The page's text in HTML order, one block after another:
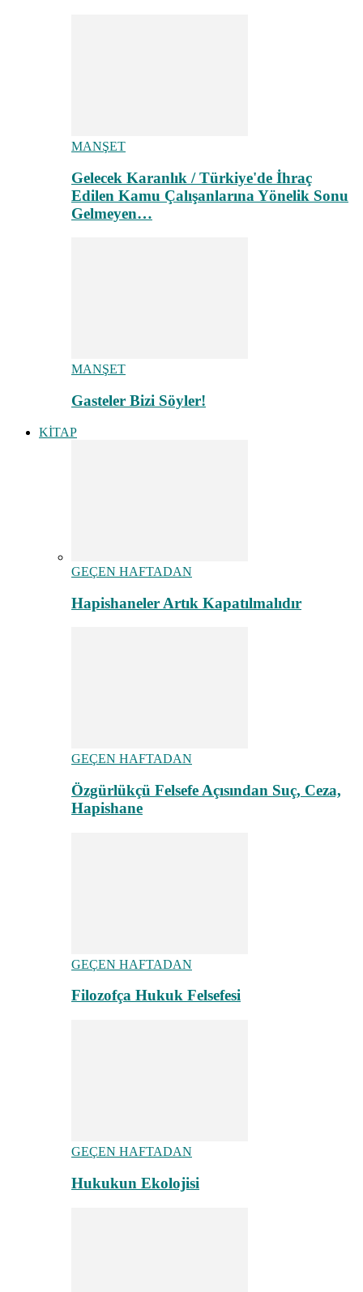
MANŞET
Gelecek Karanlık / Türkiye'de İhraç
Edilen Kamu Çalışanlarına Yönelik Sonu
Gelmeyen…
MANŞET
Gasteler Bizi Söyler!
KİTAP
GEÇEN HAFTADAN
Hapishaneler Artık Kapatılmalıdır
GEÇEN HAFTADAN
Özgürlükçü Felsefe Açısından Suç, Ceza,
Hapishane
GEÇEN HAFTADAN
Filozofça Hukuk Felsefesi
GEÇEN HAFTADAN
Hukukun Ekolojisi